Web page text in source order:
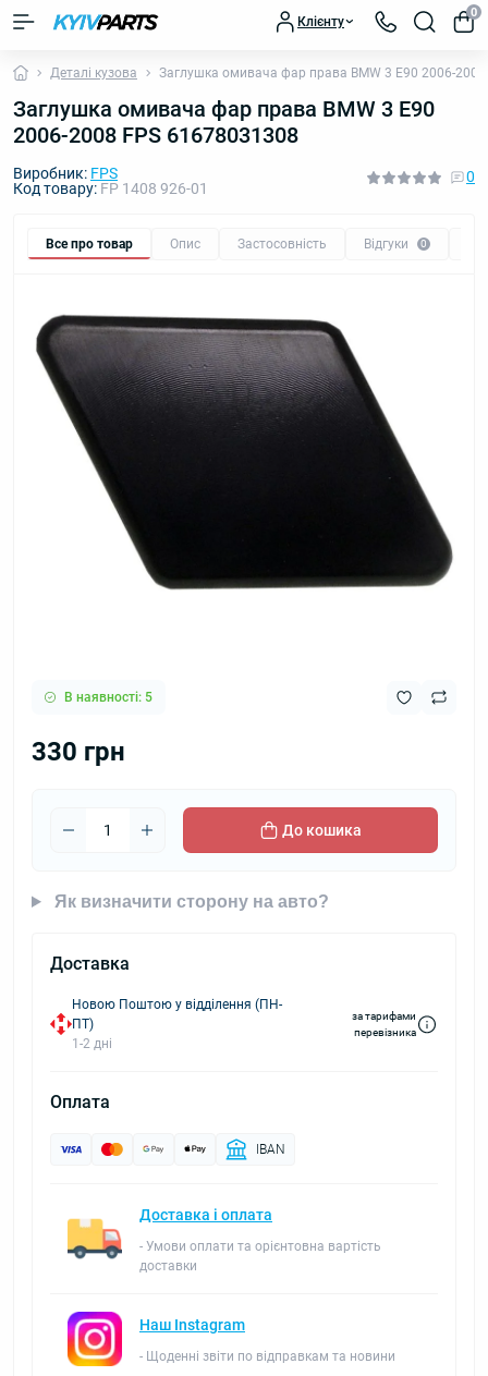
Клієнту
0
Деталі кузова Заглушка омивача фар права BMW 3 E90 2006-
Заглушка омивача фар права BMW 3 E90
2006-2008 FPS 61678031308
Виробник: FPS
Код товару: FP 1408 926-01
0
Все про товар Опис Застосовність Відгуки 0
В наявності: 5
330 грн
До кошика
Як визначити сторону на авто?
Доставка
Новою Поштою у відділення (ПН-
ПТ)
1-2 дні
за тарифами
перевізника
Оплата
IBAN
Доставка і оплата
- Умови оплати та орієнтовна вартість
доставки
Наш Instagram
- Щоденні звіти по відправкам та новини